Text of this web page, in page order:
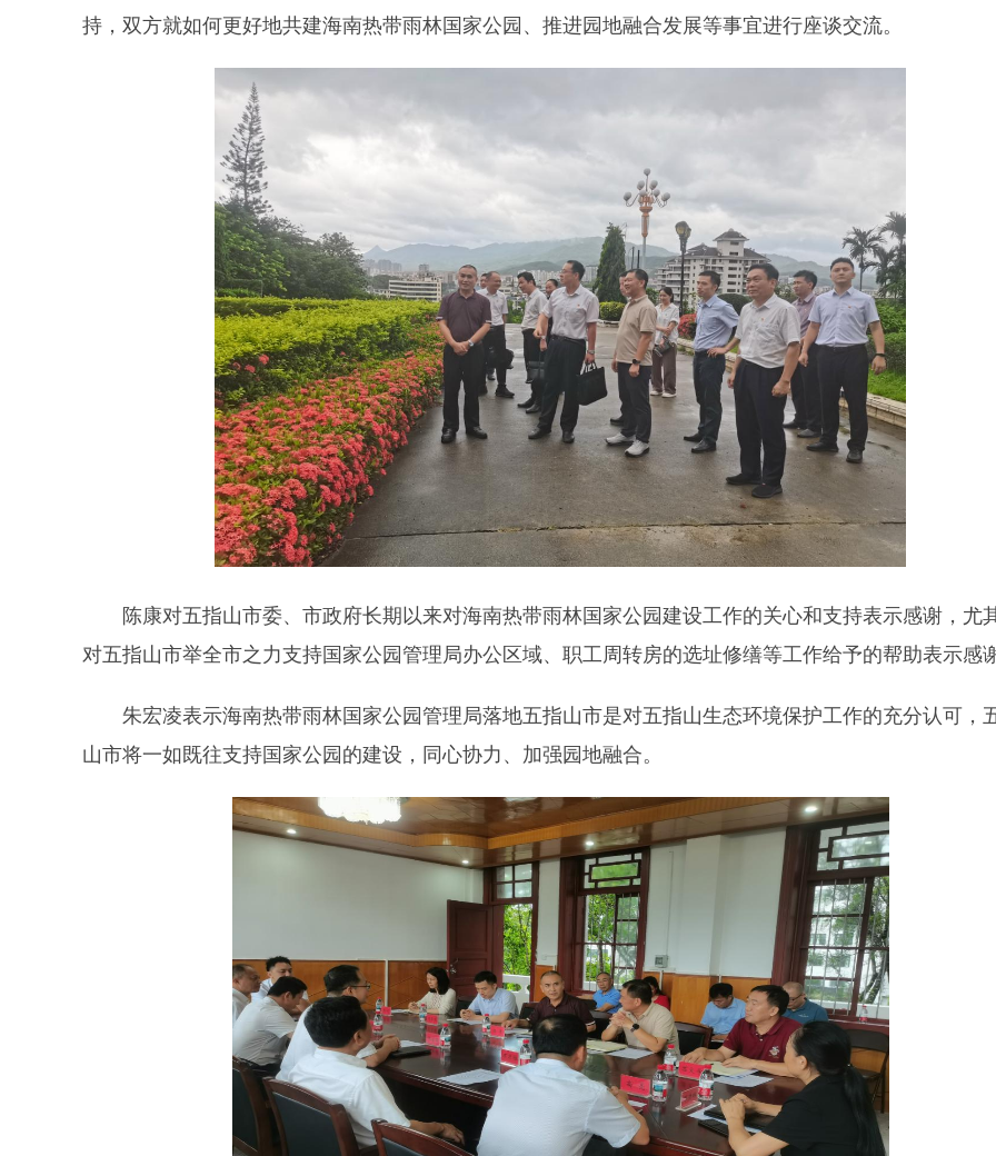
持，双方就如何更好地共建海南热带雨林国家公园、推进园地融合发展等事宜进行座谈交流。
陈康对五指山市委、市政府长期以来对海南热带雨林国家公园建设工作的关心和支持表示感谢，尤
对五指山市举全市之力支持国家公园管理局办公区域、职工周转房的选址修缮等工作给予的帮助表示感
朱宏凌表示海南热带雨林国家公园管理局落地五指山市是对五指山生态环境保护工作的充分认可，
山市将一如既往支持国家公园的建设，同心协力、加强园地融合。